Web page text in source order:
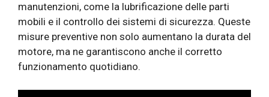
manutenzioni, come la lubrificazione delle parti
mobili e il controllo dei sistemi di sicurezza. Queste
misure preventive non solo aumentano la durata del
motore, ma ne garantiscono anche il corretto
funzionamento quotidiano.